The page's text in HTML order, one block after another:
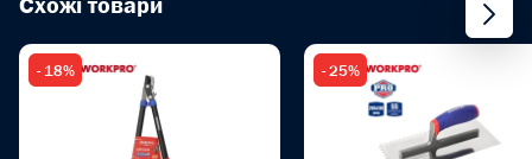
- 18% - 25%